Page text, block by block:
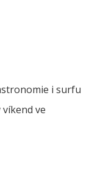
i surfu
ve